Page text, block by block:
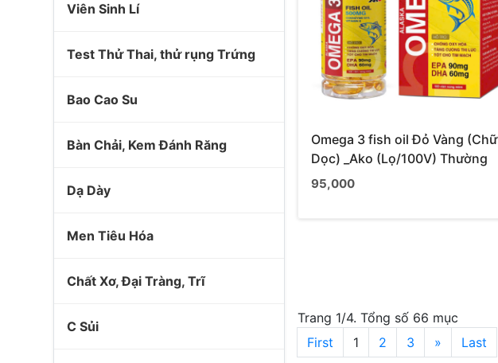
Viên Sinh Lí
Test Thử Thai, thử rụng Trứng
Bao Cao Su
Bàn Chải, Kem Đánh Răng
Dạ Dày
Men Tiêu Hóa
Chất Xơ, Đại Tràng, Trĩ
C Sủi
Omega 3 fish oil Đỏ Vàng (Chữ
Dọc) _Ako (Lọ/100V) Thường
95,000
Trang 1/4. Tổng số 66 mục
First
1 2 3 » Last